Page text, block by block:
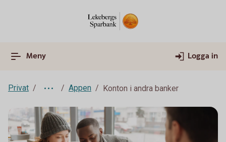
Meny Logga in
Privat Appen Konton i andra banker